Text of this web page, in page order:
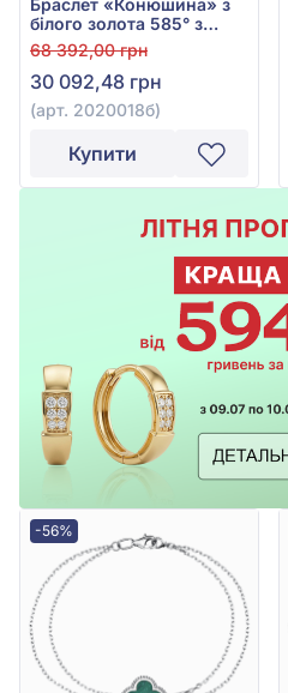
Браслет «Конюшина» з
білого золота 585° з
перламутром, арт.
2020018б
68 392,00 грн
30 092,48 грн
(арт. 2020018б)
Купити
-56%